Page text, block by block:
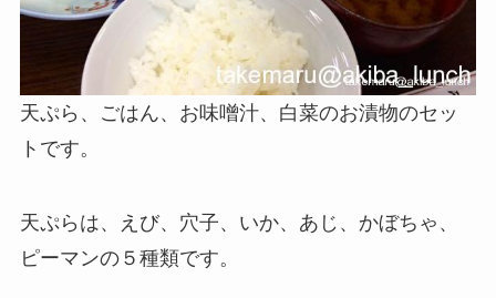
天ぷら、ごはん、お味噌汁、白菜のお漬物のセッ
トです。
天ぷらは、えび、穴子、いか、あじ、かぼちゃ、
ピーマンの５種類です。